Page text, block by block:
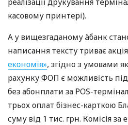
касовому принтері).
А у вищезгаданому àбанк
написання тексту триває акція
економія», згідно з умовами
рахунку ФОП є можливість
без абонплати за POS-
трьох оплат бізнес-карткою
суму від 1 тис. грн. Комісія за